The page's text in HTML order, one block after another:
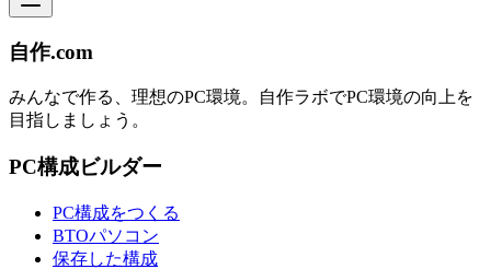
自作.com
みんなで作る、理想のPC環境。 自作ラボでPC環境の向上を
目指しましょう。
PC構成ビルダー
PC構成をつくる
BTOパソコン
保存した構成